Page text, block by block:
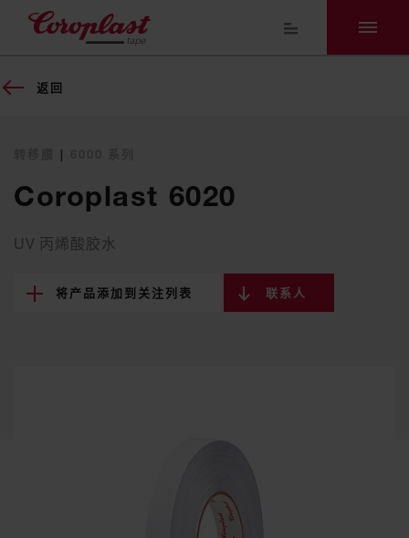
返回
|
Coroplast 6020
UV 丙烯酸胶水
将产品添加到关注列表 联系人